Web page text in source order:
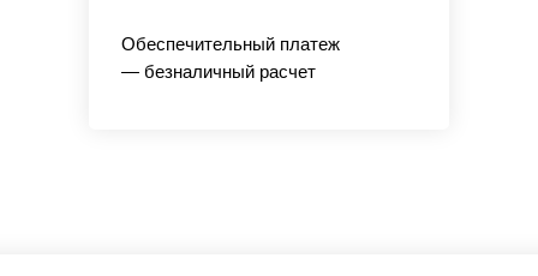
Обеспечительный платеж
— безналичный расчет